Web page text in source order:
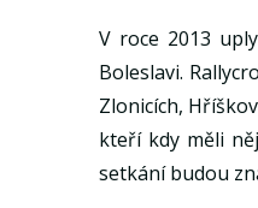
V roce 2013
Boleslavi.
Zlonicích,
kteří kdy měli
setkání budou